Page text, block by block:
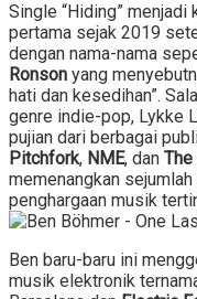
Single “Hiding”
pertama sejak 2019
dengan nama-nama
Ronson yang
hati dan kesedihan”.
genre indie-pop, Lykke
pujian dari berbagai
Pitchfork, NME, dan The
memenangkan
penghargaan musik
Ben baru-baru ini
musik elektronik